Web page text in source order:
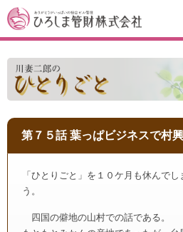
第７５話 葉っぱビジネスで村
「ひとりごと」を１０ケ月も休んで
う。
四国の僻地の山村での話である。